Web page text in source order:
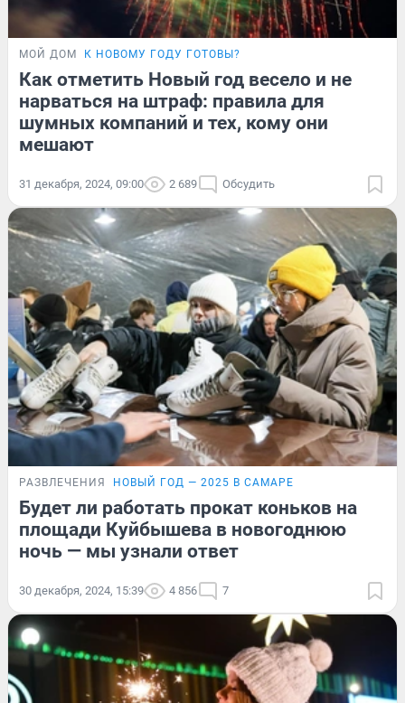
МОЙ ДОМ К НОВОМУ ГОДУ ГОТОВЫ?
Как отметить Новый год весело и не
нарваться на штраф: правила для
шумных компаний и тех, кому они
мешают
31 декабря, 2024, 09:00 2 689 Обсудить
РАЗВЛЕЧЕНИЯ НОВЫЙ ГОД — 2025 В САМАРЕ
Будет ли работать прокат коньков на
площади Куйбышева в новогоднюю
ночь — мы узнали ответ
30 декабря, 2024, 15:39 4 856 7